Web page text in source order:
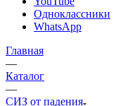
Одноклассники
WhatsApp
Главная
—
Каталог
—
СИЗ от падения